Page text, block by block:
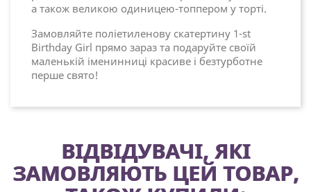
а також великою одиницею-топпером у торті.
Замовляйте поліетиленову скатертину 1-st
Birthday Girl прямо зараз та подаруйте своїй
маленькій іменинниці красиве і безтурботне
перше свято!
ВІДВІДУВАЧІ, ЯКІ
ЗАМОВЛЯЮТЬ ЦЕЙ ТОВАР,